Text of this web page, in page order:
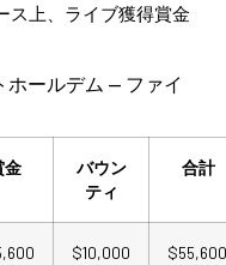
ス上、ライブ獲得賞金
ホールデム — ファイ
金
バウン
ティ
合計
$10,000 $55,600